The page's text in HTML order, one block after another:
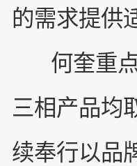
的需求提供
何奎重点
三相产品均
续奉行以品